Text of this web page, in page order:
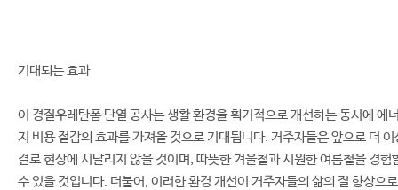
기대되는 효과
이 경질우레탄폼 단열 공사는 생활 환경을 획기적으로 개선하는 동시에 에
지 비용 절감의 효과를 가져올 것으로 기대됩니다. 거주자들은 앞으로 더 이
결로 현상에 시달리지 않을 것이며, 따뜻한 겨울철과 시원한 여름철을 경험
수 있을 것입니다. 더불어, 이러한 환경 개선이 거주자들의 삶의 질 향상으로